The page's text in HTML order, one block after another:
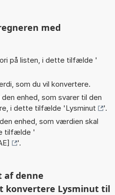
med
på listen, i dette tilfælde '
som du vil konvertere.
enhed, som svarer til den
i dette tilfælde 'Lysminut
'.
enhed, som værdien skal
tilfælde '
'.
af denne
konvertere Lysminut til